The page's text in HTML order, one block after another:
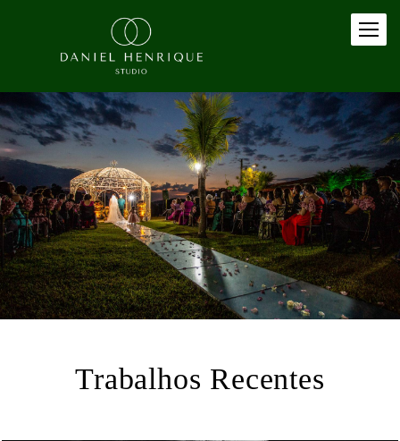
Trabalhos Recentes